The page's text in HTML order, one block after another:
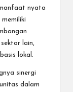
nyata
lain,
lokal.
sinergi
dalam